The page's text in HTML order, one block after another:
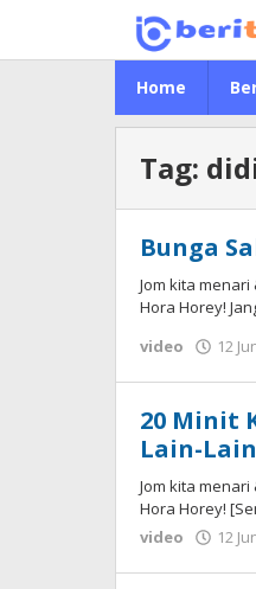
konten
Home
Tag:
Bunga
Jom kita
Hora Horey!
video
12
20 Minit
Lain-
Jom kita
Hora Horey!
video
12